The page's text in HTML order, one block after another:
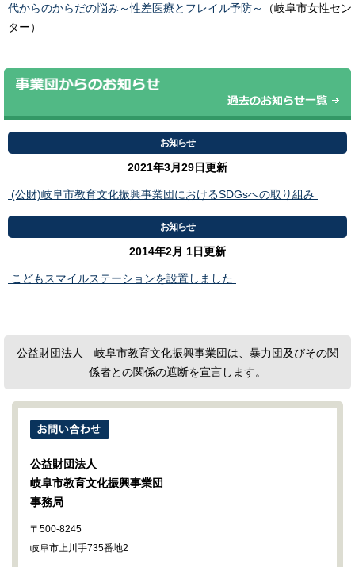
代からのからだの悩み～性差医療とフレイル予防～
（岐阜市女性セン
ター）
お知らせ
2021年3月29日更新
(公財)岐阜市教育文化振興事業団におけるSDGsへの取り組み
お知らせ
2014年2月 1日更新
こどもスマイルステーションを設置しました
公益財団法人 岐阜市教育文化振興事業団は、暴力団及びその関
係者との関係の遮断を宣言します。
公益財団法人
岐阜市教育文化振興事業団
事務局
〒500-8245
岐阜市上川手735番地2